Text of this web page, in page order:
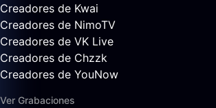
Creadores de Kwai
Creadores de NimoTV
Creadores de VK Live
Creadores de Chzzk
Creadores de YouNow
Ver Grabaciones